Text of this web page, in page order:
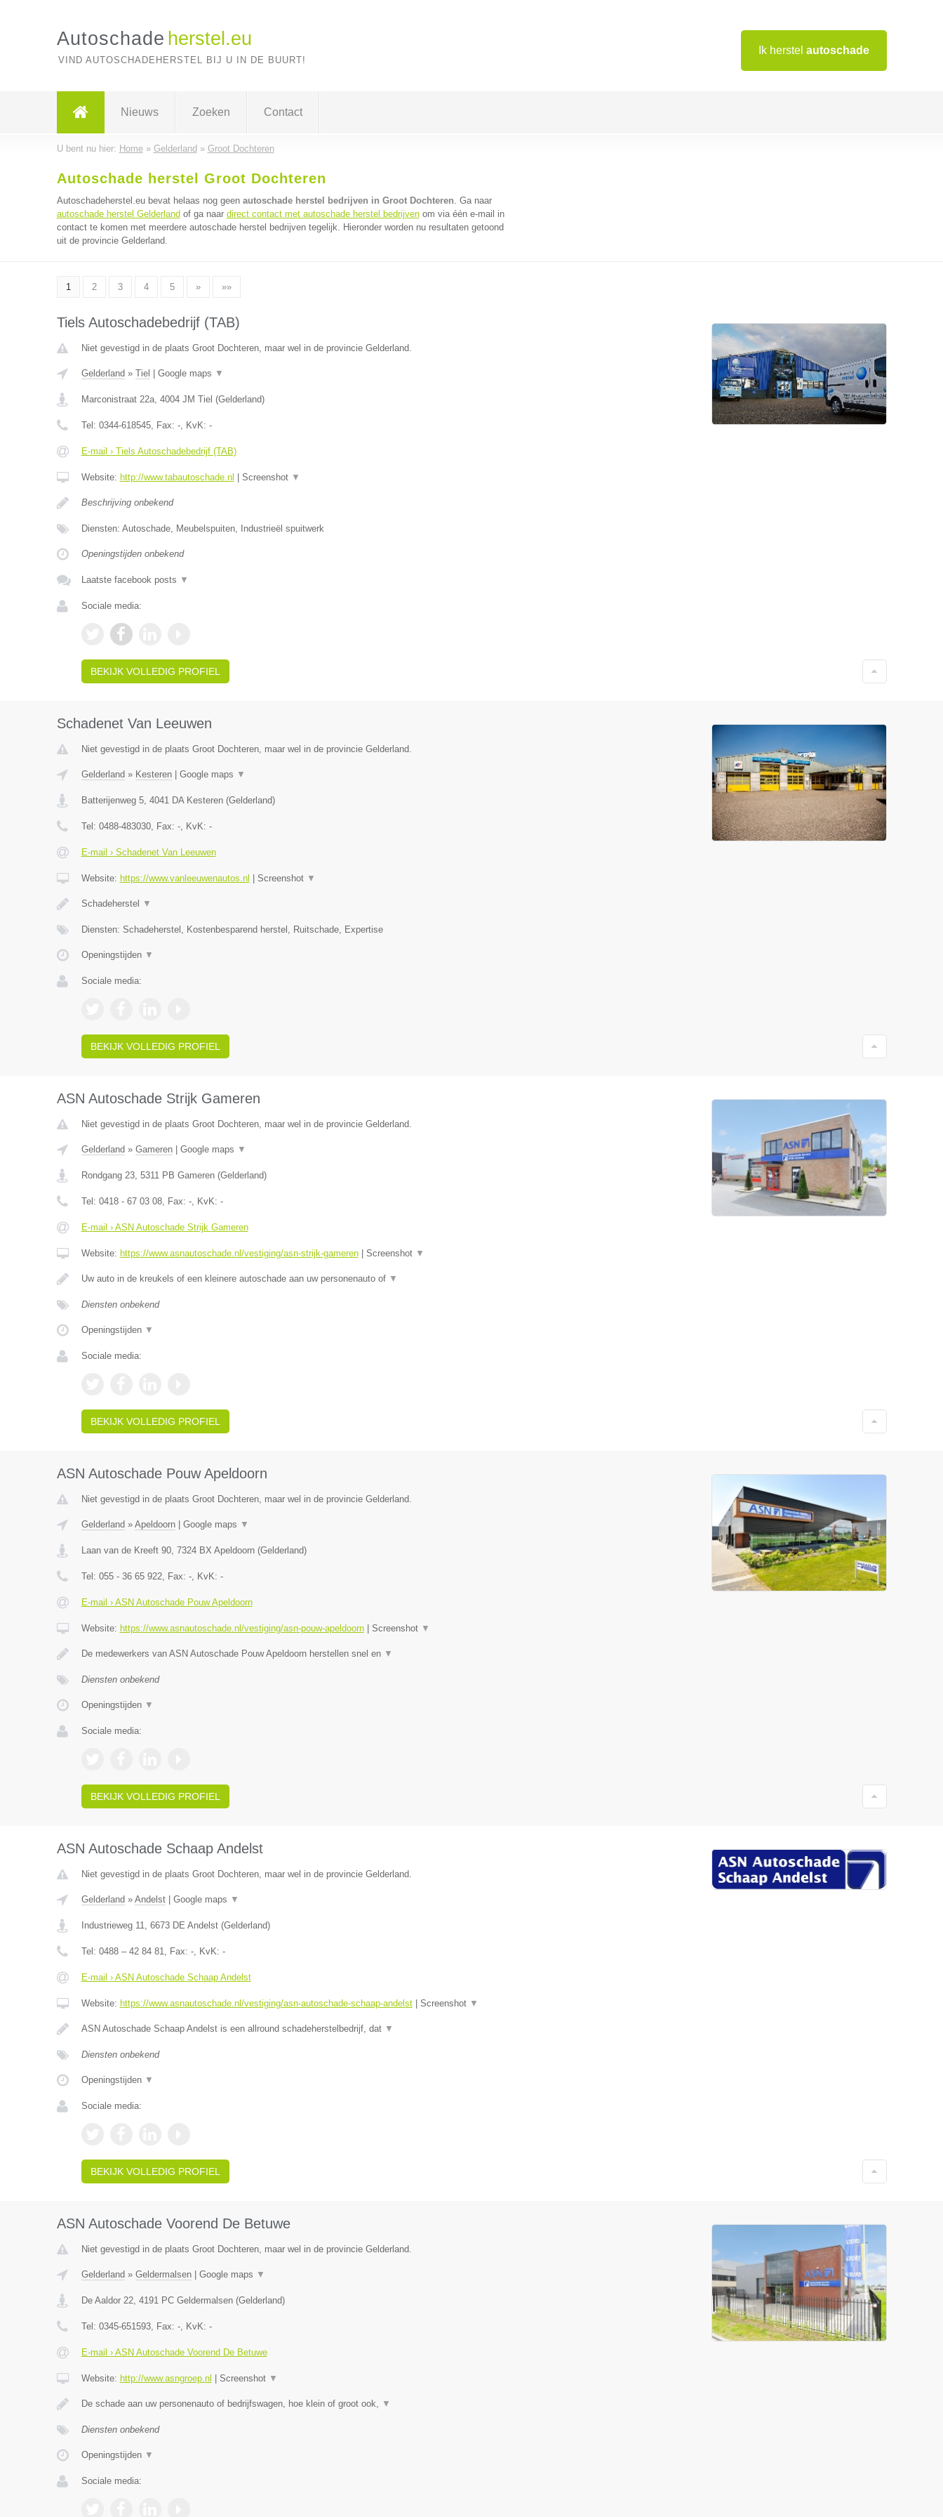
Ik herstel autoschade
Autoschade herstel.eu
VIND AUTOSCHADEHERSTEL BIJ U IN DE BUURT!
Nieuws Zoeken Contact
U bent nu hier: Home» Gelderland » Groot Dochteren
Autoschade herstel Groot Dochteren
Autoschadeherstel.eu bevat helaas nog geen autoschade herstel bedrijven in Groot Dochteren. Ga naar
autoschade herstel Gelderland of ga naar direct contact met autoschade herstel bedrijvenom via één e-mail in
contact te komen met meerdere autoschade herstel bedrijven tegelijk. Hieronder worden nu resultaten getoond
uit de provincie Gelderland.
1 2 3 4 5 » »»
Tiels Autoschadebedrijf (TAB)
Niet gevestigd in de plaats Groot Dochteren, maar wel in de provincie Gelderland.
Gelderland » Tiel Google maps ▼
Marconistraat 22a, 4004 JM Tiel (Gelderland)
Tel: 0344-618545, Fax: -, KvK: -
E-mail › Tiels Autoschadebedrijf (TAB)
Website: http://www.tabautoschade.nl Screenshot ▼
Beschrijving onbekend
Diensten: Autoschade, Meubelspuiten, Industrieël spuitwerk
Openingstijden onbekend
Laatste facebook posts ▼
Sociale media:
BEKIJK VOLLEDIG PROFIEL
Schadenet Van Leeuwen
Niet gevestigd in de plaats Groot Dochteren, maar wel in de provincie Gelderland.
Gelderland » Kesteren| Google maps ▼
Batterijenweg 5, 4041 DA Kesteren(Gelderland)
Tel: 0488-483030, Fax: -, KvK: -
E-mail › Schadenet Van Leeuwen
Website: https://www.vanleeuwenautos.nl Screenshot ▼
Schadeherstel ▼
Diensten: Schadeherstel, Kostenbesparend herstel, Ruitschade, Expertise
Openingstijden ▼
Sociale media:
BEKIJK VOLLEDIG PROFIEL
ASN Autoschade Strijk Gameren
Niet gevestigd in de plaats Groot Dochteren, maar wel in de provincie Gelderland.
Gelderland » Gameren| Google maps ▼
Rondgang 23, 5311 PB Gameren(Gelderland)
Tel: 0418 - 67 03 08, Fax: -, KvK: -
E-mail › ASN Autoschade Strijk Gameren
Website: https://www.asnautoschade.nl/vestiging/asn-strijk-gameren| Screenshot ▼
Uw auto in de kreukels of een kleinere autoschade aan uw personenauto of ▼
Diensten onbekend
Openingstijden ▼
Sociale media:
BEKIJK VOLLEDIG PROFIEL
ASN Autoschade Pouw Apeldoorn
Niet gevestigd in de plaats Groot Dochteren, maar wel in de provincie Gelderland.
Gelderland » Apeldoorn| Google maps ▼
Laan van de Kreeft 90, 7324 BX Apeldoorn(Gelderland)
Tel: 055 - 36 65 922, Fax: -, KvK: -
E-mail › ASN Autoschade Pouw Apeldoorn
Website: https://www.asnautoschade.nl/vestiging/asn-pouw-apeldoorn| Screenshot ▼
De medewerkers van ASN Autoschade Pouw Apeldoorn herstellen snel en ▼
Diensten onbekend
Openingstijden ▼
Sociale media:
BEKIJK VOLLEDIG PROFIEL
ASN Autoschade Schaap Andelst
Niet gevestigd in de plaats Groot Dochteren, maar wel in de provincie Gelderland.
Gelderland » Andelst| Google maps ▼
Industrieweg 11, 6673 DE Andelst(Gelderland)
Tel: 0488 – 42 84 81, Fax: -, KvK: -
E-mail › ASN Autoschade Schaap Andelst
Website: https://www.asnautoschade.nl/vestiging/asn-autoschade-schaap-andelst| Screenshot ▼
ASN Autoschade Schaap Andelst is een allround schadeherstelbedrijf, dat ▼
Diensten onbekend
Openingstijden ▼
Sociale media:
BEKIJK VOLLEDIG PROFIEL
ASN Autoschade Voorend De Betuwe
Niet gevestigd in de plaats Groot Dochteren, maar wel in de provincie Gelderland.
Gelderland » Geldermalsen| Google maps ▼
De Aaldor 22, 4191 PC Geldermalsen(Gelderland)
Tel: 0345-651593, Fax: -, KvK: -
E-mail › ASN Autoschade Voorend De Betuwe
Website: http://www.asngroep.nl Screenshot ▼
De schade aan uw personenauto of bedrijfswagen, hoe klein of groot ook, ▼
Diensten onbekend
Openingstijden ▼
Sociale media: